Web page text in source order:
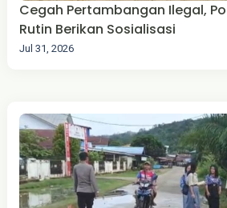
Cegah Pertambangan Ilegal,
Rutin Berikan Sosialisasi
Jul 31, 2026